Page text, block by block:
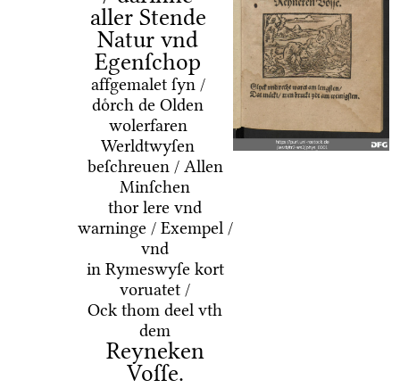
aller Stende
Natur vnd
Egenſchop
affgemalet ſyn /
doͤrch de Olden
wolerfaren
Werldtwyſen
beſchreuen / Allen
Minſchen
thor lere vnd
warninge / Exempel /
vnd
in Rymeswyſe kort
voruatet /
Ock thom deel vth
dem
Reyneken
Voſſe.